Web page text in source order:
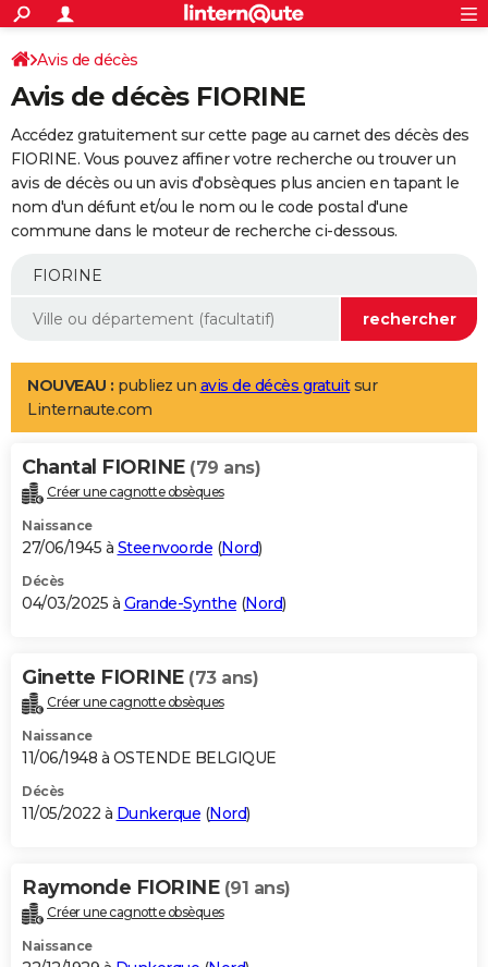
ACTUALITÉS
Politique
Société
Faits Divers
Education
Monde
Villes
+
SPORT
Coupe du monde 2026
Football
Tennis
Cyclisme
Rugby
Forum
Programme TV
TNT
Streaming
Cinéma
Sorties cinéma
Musique
+
FINANCE
Retraite
Epargne
Immobilier
Risques naturels par ville
Banque
Assurance
AUTO
Essais
Réserver un essai
Citadines
Berlines
SUV
Forum auto
+
Mobiles
Meilleur smartphone
Internet
Ordinateurs
Jeux vidéo
Guide high-tech
Aménagement intérieur
LIFESTYLE
Art de vivre
Bien-être
Loisirs
Mode
Modes de vie
Alimentation
Guide de la santé
Maladies
Médicaments
Sommeil
VOYAGE
Destinations
City break
Voyage nature
Voyage de noces
Forum
Climat
+PHOTO
GUIDES D'ACHAT
BONS PLANS
Carte de Noël
Carte Bonne année
Carte Saint-Valentin
Carte Pâques
Carte d'anniversaire
DICTIONNAIRE
Dictionnaire
Biographies
Citations
Expressions
Proverbes
PROGRAMME TV
S'inscrire
Se connecter
Lycées
Collèges
Primaires
Universités
Entreprises
Service militaire
Avis de recherche
AVIS DE DÉCÈS
Bricolage
Lifestyle
Culture
Sport
Auto
Television
Voyage
Cinema
Avis de décès
Avis de décès FIORINE
Accédez gratuitement sur cette page au carnet des décès des
FIORINE. Vous pouvez affiner votre recherche ou trouver un
avis de décès ou un avis d'obsèques plus ancien en tapant le
nom d'un défunt et/ou le nom ou le code postal d'une
commune dans le moteur de recherche ci-dessous.
NOUVEAU : publiez un avis de décès gratuitsur
Linternaute.com
Chantal FIORINE (79 ans)
Créer une cagnotte obsèques
Naissance
27/06/1945 à Steenvoorde (Nord)
Décès
04/03/2025 à Grande-Synthe (Nord)
Ginette FIORINE (73 ans)
Créer une cagnotte obsèques
Naissance
11/06/1948 à OSTENDE BELGIQUE
Décès
11/05/2022 à Dunkerque (Nord)
Raymonde FIORINE (91 ans)
Créer une cagnotte obsèques
Naissance